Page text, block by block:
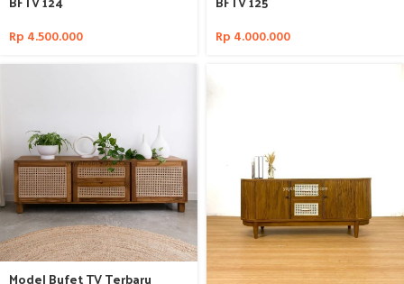
Rp 4.500.000 Rp 4.000.000
Model Bufet TV Terbaru